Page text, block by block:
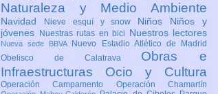
Naturaleza y Medio Ambiente
Navidad Nieve esquí y snow Niños Niños y
jóvenes
Nuestras rutas en bici Nuestros lectores
Nueva sede BBVA
Nuevo Estadio Atlético de Madrid
Obelisco de Calatrava Obras e
Infraestructuras Ocio y Cultura
Operación Campamento Operación Chamartín